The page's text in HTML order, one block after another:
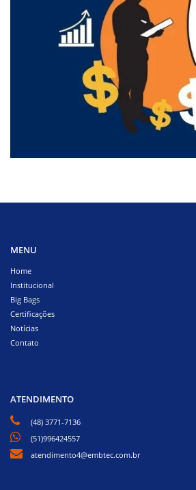
MENU
Home
Institucional
Big Bags
Certificações
Notícias
Contato
ATENDIMENTO
(48) 3771-7136
(51)996424557
atendimento4@embtec.com.br